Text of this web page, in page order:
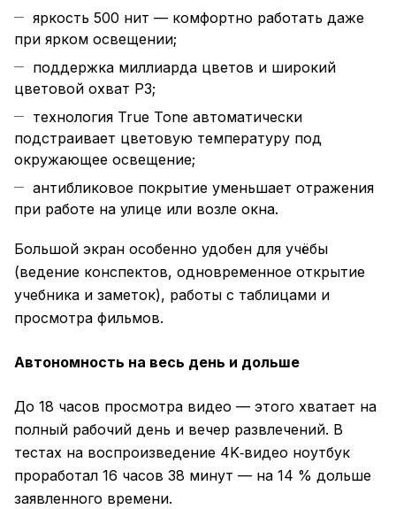
яркость 500 нит — комфортно работать даже
при ярком освещении;
поддержка миллиарда цветов и широкий
цветовой охват P3;
технология True Tone автоматически
подстраивает цветовую температуру под
окружающее освещение;
антибликовое покрытие уменьшает отражения
при работе на улице или возле окна.
Большой экран особенно удобен для учёбы
(ведение конспектов, одновременное открытие
учебника и заметок), работы с таблицами и
просмотра фильмов.
Автономность на весь день и дольше
До 18 часов просмотра видео — этого хватает на
полный рабочий день и вечер развлечений. В
тестах на воспроизведение 4K‑видео ноутбук
проработал 16 часов 38 минут — на 14 % дольше
заявленного времени.